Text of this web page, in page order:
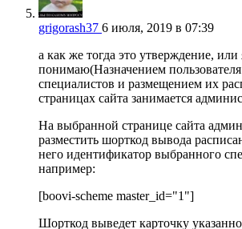
grigorash37 6 июля, 2019 в 07:39
а как же тогда это утверждение, или
понимаю(Назначением
специалистов и размещением их
страницах сайта занимается
На выбранной странице сайта
разместить шорткод вывода
него идентификатор выбранного
например:
[boovi-scheme master_id="1"]
Шорткод выведет карточку